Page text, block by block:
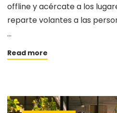
offline y acércate a los
reparte volantes a las
…
Read more